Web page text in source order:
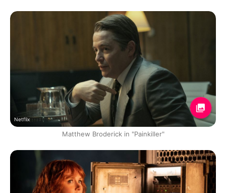
Netflix
Matthew Broderick in "Painkiller"